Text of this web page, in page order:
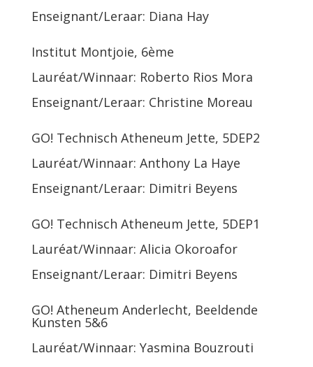
Enseignant/Leraar: Diana Hay
Institut Montjoie, 6ème
Lauréat/Winnaar: Roberto Rios Mora
Enseignant/Leraar: Christine Moreau
GO! Technisch Atheneum Jette, 5DEP2
Lauréat/Winnaar: Anthony La Haye
Enseignant/Leraar: Dimitri Beyens
GO! Technisch Atheneum Jette, 5DEP1
Lauréat/Winnaar: Alicia Okoroafor
Enseignant/Leraar: Dimitri Beyens
GO! Atheneum Anderlecht, Beeldende
Kunsten 5&6
Lauréat/Winnaar: Yasmina Bouzrouti